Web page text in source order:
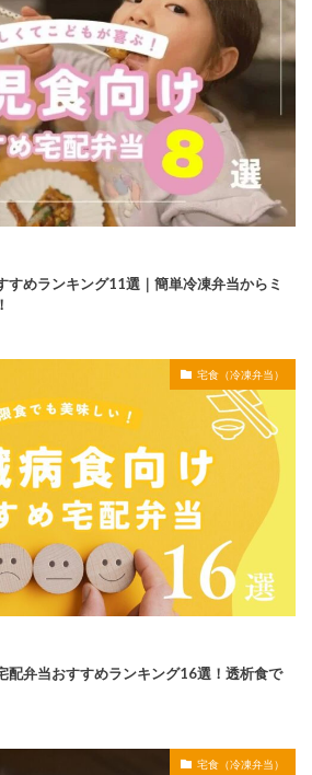
すめランキング11選｜簡単冷凍弁当からミ
宅食（冷凍弁当）
配弁当おすすめランキング16選！透析食で
宅食（冷凍弁当）